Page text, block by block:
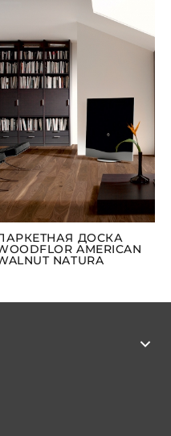
ДОСКА
AMERICAN
NATURA